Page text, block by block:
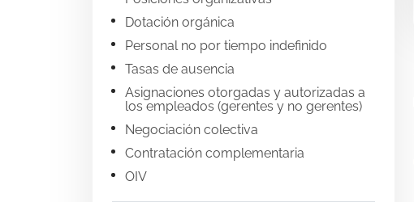
Dotación orgánica
Personal no por tiempo indefinido
Tasas de ausencia
Asignaciones otorgadas y autorizadas a
los empleados (gerentes y no gerentes)
Negociación colectiva
Contratación complementaria
OIV